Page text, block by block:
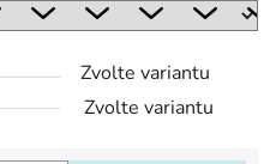
Zvolte variantu
Zvolte variantu